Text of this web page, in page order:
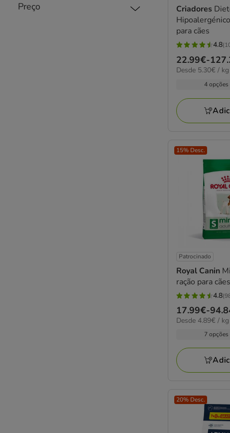
Preço Criadores
para cães
4.8
estrelas
com
avaliações
4.8
Preço
de
127.28€
22.99€-
5.30€
Desde 5.30€ / kg
4 opções
15% Desc.
Patrocinado
Royal Canin
ração para cães
4.8
estrelas
com
avaliações
4.8
Preço
de
94.84€
17.99€-
4.89€
Desde 4.89€ / kg
7 opções
20% Desc.